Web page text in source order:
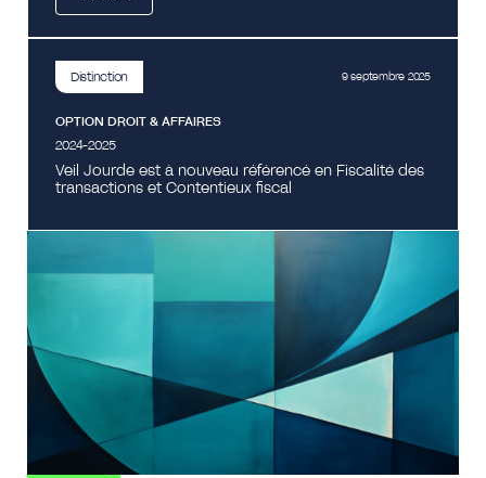
Distinction 9 septembre 2025
OPTION DROIT & AFFAIRES
2024-2025
Veil Jourde est à nouveau référencé en Fiscalité des
transactions et Contentieux fiscal